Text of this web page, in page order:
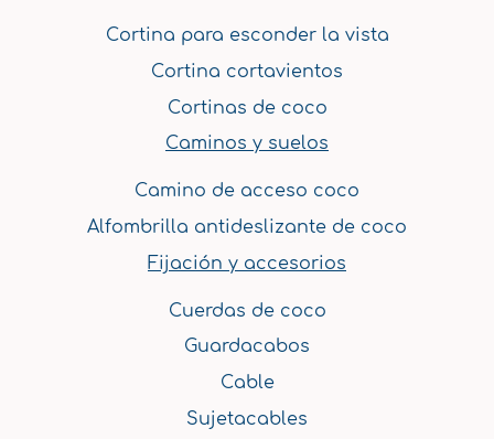
Cortina para esconder la vista
Cortina cortavientos
Cortinas de coco
Caminos y suelos
Camino de acceso coco
Alfombrilla antideslizante de coco
Fijación y accesorios
Cuerdas de coco
Guardacabos
Cable
Sujetacables